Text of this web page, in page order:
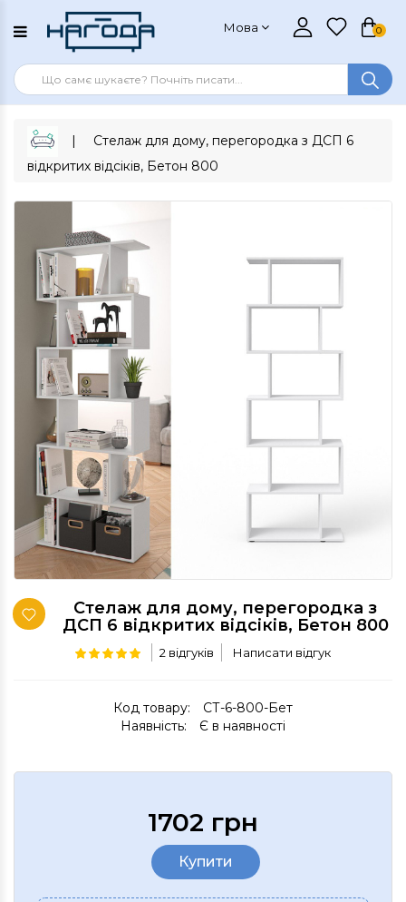
Мова 0
Стелаж для дому, перегородка з ДСП 6
відкритих відсіків, Бетон 800
Стелаж для дому, перегородка з
ДСП 6 відкритих відсіків, Бетон 800
2 відгуків Написати відгук
Код товару:
СТ-6-800-Бет
Наявність:
Є в наявності
1702 грн
Купити